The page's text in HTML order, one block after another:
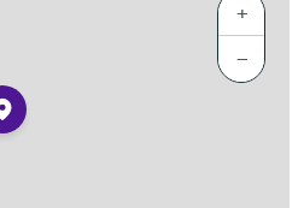
+
−